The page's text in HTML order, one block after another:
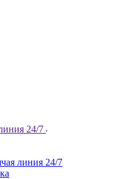
24/7
линия 24/7